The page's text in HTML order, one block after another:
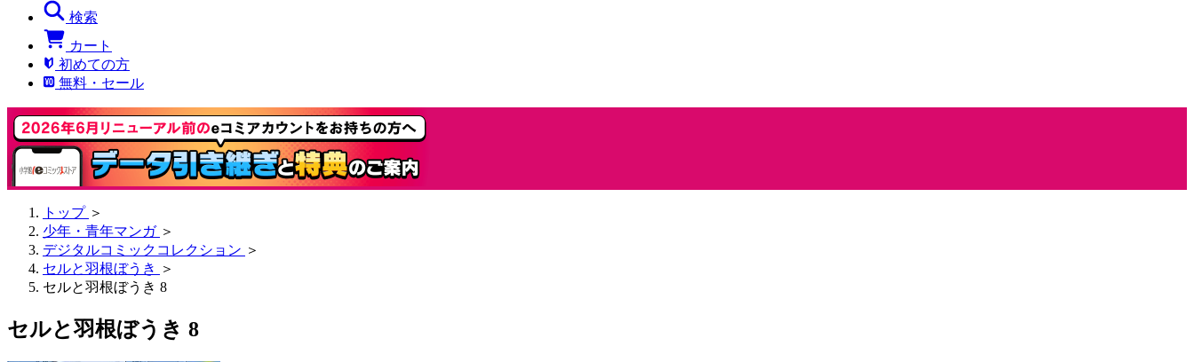
検索
カート
初めての方
無料・セール
トップ ＞
少年・青年マンガ ＞
デジタルコミックコレクション ＞
セルと羽根ぼうき
＞
セルと羽根ぼうき 8
セルと羽根ぼうき 8